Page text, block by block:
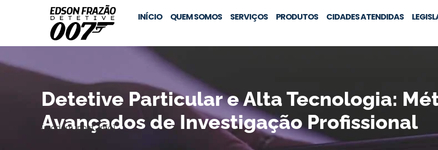
INÍCIO QUEM SOMOS SERVIÇOS PRODUTOS CIDADES ATENDIDAS
Detetive Particular e Alta Tecnologia:
Avançados de Investigação Profissional
[modern_post_info]